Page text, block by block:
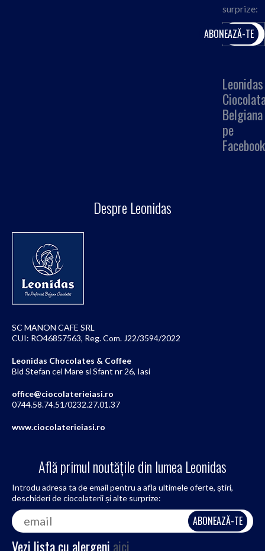
surprize:
Leonidas
Belgiana
pe
Facebook
Despre Leonidas
SC MANON CAFE SRL
CUI: RO46857563, Reg. Com. J22/3594/2022
Leonidas Chocolates & Coffee
Bld Stefan cel Mare si Sfant nr 26, Iasi
office@ciocolaterieiasi.ro
0744.58.74.51/0232.27.01.37
www.ciocolaterieiasi.ro
Află primul noutățile din lumea Leonidas
Introdu adresa ta de email pentru a afla ultimele oferte, știri,
deschideri de ciocolaterii și alte surprize:
Vezi lista cu alergeni aici